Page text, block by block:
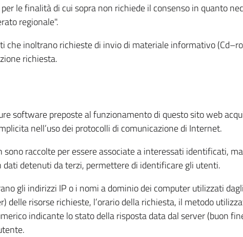
le finalità di cui sopra non richiede il consenso in quanto
regionale".
che inoltrano richieste di invio di materiale informativo
richiesta.
software preposte al funzionamento di questo sito web
nell’uso dei protocolli di comunicazione di Internet.
raccolte per essere associate a interessati identificati,
dati detenuti da terzi, permettere di identificare gli utenti.
gli indirizzi IP o i nomi a dominio dei computer utilizzati
delle risorse richieste, l’orario della richiesta, il metodo
indicante lo stato della risposta data dal server (buon